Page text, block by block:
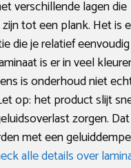
verschillende lagen die
tot een plank. Het is
die je relatief
is er in veel
is onderhoud niet
op: het product slijt
zorgen.
met een
alle details over